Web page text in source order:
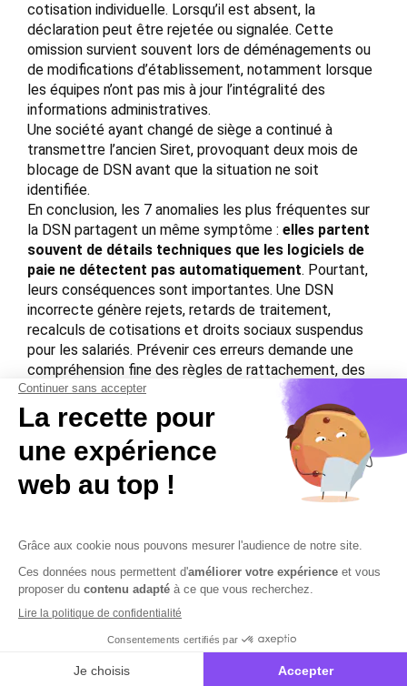
cotisation individuelle. Lorsqu’il est absent, la
déclaration peut être rejetée ou signalée. Cette
omission survient souvent lors de déménagements ou
de modifications d’établissement, notamment lorsque
les équipes n’ont pas mis à jour l’intégralité des
informations administratives.
Une société ayant changé de siège a continué à
transmettre l’ancien Siret, provoquant deux mois de
blocage de DSN avant que la situation ne soit
identifiée.
En conclusion, les 7 anomalies les plus fréquentes sur
la DSN partagent un même symptôme : elles partent
souvent de détails techniques que les logiciels de
paie ne détectent pas automatiquement. Pourtant,
leurs conséquences sont importantes. Une DSN
incorrecte génère rejets, retards de traitement,
recalculs de cotisations et droits sociaux suspendus
pour les salariés. Prévenir ces erreurs demande une
compréhension fine des règles de rattachement, des
obligations déclaratives et de la structure technique
de la DSN.
En maîtrisant ces points, les entreprises peuvent
sécuriser leurs déclarations, réduire leurs risques lors
d’un contrôle et améliorer la fiabilité de leur paie.
Contactez-nous Mentions légales
Plan du site
Sécurisation des données
Conditions Générales de Vente et d’Utilisation
Copyright © 2026 Cobham Solutions | Logiciel de conformité et
performance en PAIE, DSN et RH – Tous droits réservés